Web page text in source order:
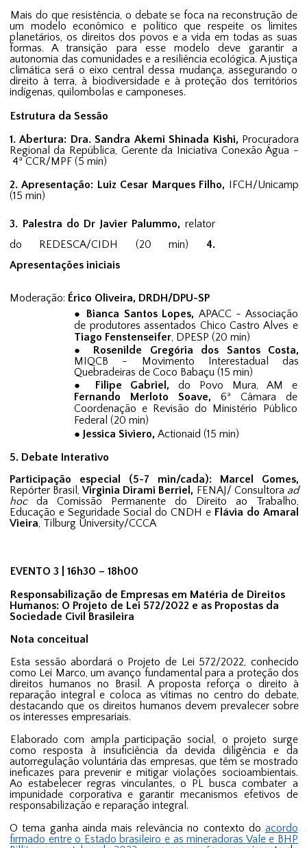
Mais do que resistência, o debate se foca na reconstrução de
um modelo econômico e político que respeite os limites
planetários, os direitos dos povos e a vida em todas as suas
formas. A transição para esse modelo deve garantir a
autonomia das comunidades e a resiliência ecológica. A justiça
climática será o eixo central dessa mudança, assegurando o
direito à terra, à biodiversidade e à proteção dos territórios
indígenas, quilombolas e camponeses.
Estrutura da Sessão
1. Abertura: Dra. Sandra Akemi Shinada Kishi, Procuradora
Regional da República, Gerente da Iniciativa Conexão Água -
4ª CCR/MPF (5 min)
2. Apresentação: Luiz Cesar Marques Filho, IFCH/Unicamp
(15 min)
3. Palestra do Dr Javier Palummo, relator
do REDESCA/CIDH (20 min) 4.
Apresentações iniciais
Moderação: Érico Oliveira, DRDH/DPU-SP
Bianca Santos Lopes, APACC - Associação
de produtores assentados Chico Castro Alves e
Tiago Fenstenseifer , DPESP (20 min)
Rosenilde Gregória dos Santos Costa,
MIQCB - Movimento Interestadual das
Quebradeiras de Coco Babaçu (15 min)
Filipe Gabriel,do Povo Mura, AM e
Fernando Merloto Soave, 6ª Câmara de
Coordenação e Revisão do Ministério
Público
Federal (20 min)
Jessica Siviero, Actionaid (15 min)
5. Debate Interativo
Participação especial (5-7 min/cada): Marcel Gomes,
Repórter Brasil, Virginia Dirami Berriel, FENAJ/ Consultora ad
hocda Comissão Permanente do Direito ao Trabalho,
Educação e Seguridade Social do CNDH e Flávia do Amaral
Vieira, Tilburg University/CCCA
EVENTO 3 | 16h30 – 18h00
Responsabilização de Empresas em Matéria de Direitos
Humanos: O Projeto de Lei 572/2022 e as Propostas da
Sociedade Civil Brasileira
Nota conceitual
Esta sessão abordará o Projeto de Lei 572/2022, conhecido
como Lei Marco, um avanço fundamental para a proteção dos
direitos humanos no Brasil. A proposta reforça o direito à
reparação integral e coloca as vítimas no centro do debate,
destacando que os direitos humanos devem prevalecer sobre
os interesses empresariais.
Elaborado com ampla participação social, o projeto surge
como resposta à insuficiência da devida diligência e da
autorregulação voluntária das empresas, que têm se mostrado
ineficazes para prevenir e mitigar violações socioambientais.
Ao estabelecer regras vinculantes, o PL busca combater a
impunidade corporativa e garantir mecanismos efetivos de
responsabilização e reparação integral.
O tema ganha ainda mais relevância no contexto do acordo
firmado entre o Estado brasileiro e as mineradoras Vale e BHP